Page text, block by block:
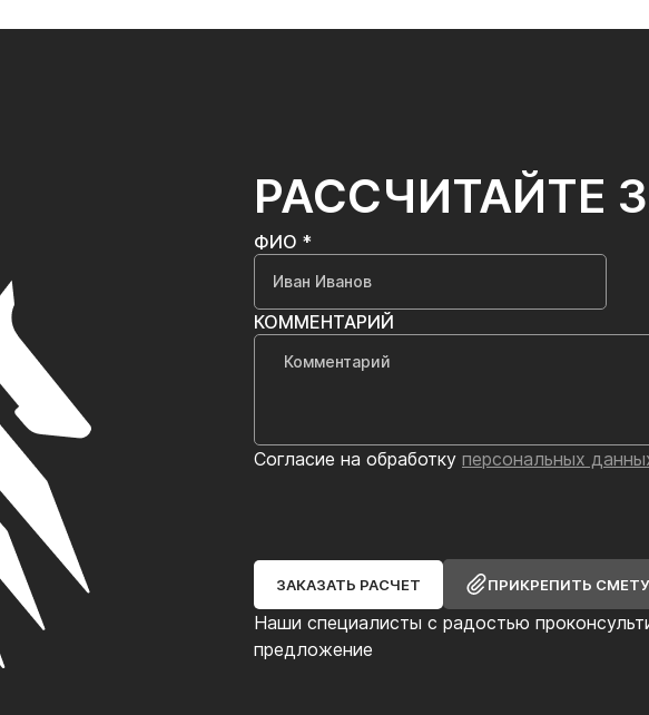
РАССЧИТАЙТЕ
Наши специалисты с радостью
предложение
ФИО *
КОММЕНТАРИЙ
Согласие на обработку персональных
ЗАКАЗАТЬ РАСЧЕТ ПРИКРЕПИТЬ СМЕТУ